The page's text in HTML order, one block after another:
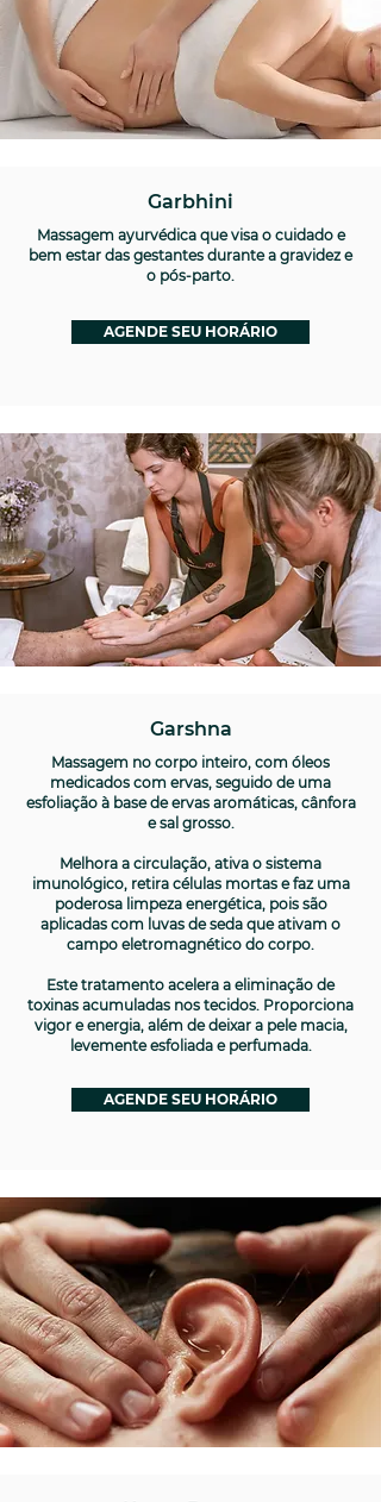
Garbhini
Massagem ayurvédica que visa o cuidado e
bem estar das gestantes durante a gravidez e
o pós-parto.
AGENDE SEU HORÁRIO
Garshna
Massagem no corpo inteiro, com óleos
medicados com ervas, seguido de uma
esfoliação à base de ervas aromáticas, cânfora
e sal grosso.
Melhora a circulação, ativa o sistema
imunológico, retira células mortas e faz uma
poderosa limpeza energética, pois são
aplicadas com luvas de seda que ativam o
campo eletromagnético do corpo.
Este tratamento acelera a eliminação de
toxinas acumuladas nos tecidos. Proporciona
vigor e energia, além de deixar a pele macia,
levemente esfoliada e perfumada.
AGENDE SEU HORÁRIO